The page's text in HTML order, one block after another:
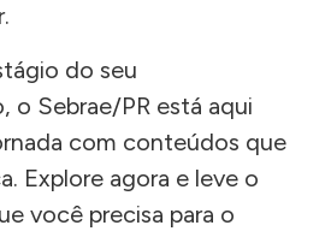
do seu
o Sebrae/PR está aqui
com conteúdos que
Explore agora e leve o
você precisa para o